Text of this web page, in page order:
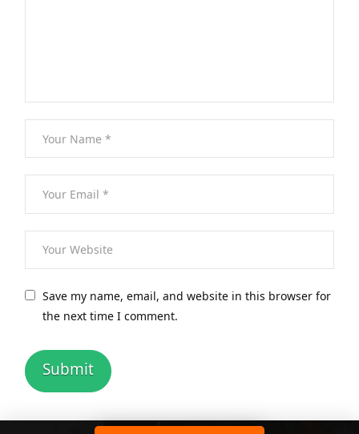
Save my name, email, and website in this browser for
the next time I comment.